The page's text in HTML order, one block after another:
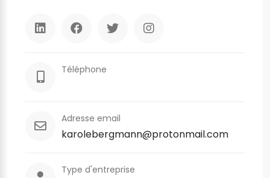
Téléphone
Adresse email
karolebergmann@protonmail.com
Type d'entreprise